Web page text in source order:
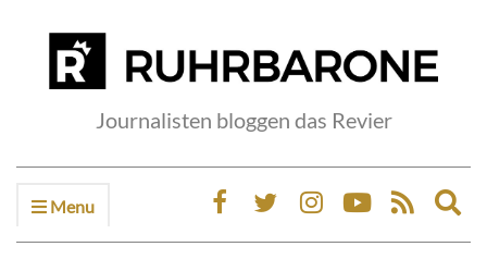
Journalisten bloggen das Revier
Menu